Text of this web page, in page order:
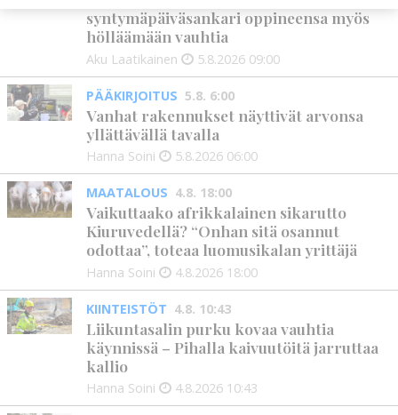
syntymäpäiväsankari oppineensa myös
hölläämään vauhtia
Aku Laatikainen 5.8.2026 09:00
PÄÄKIRJOITUS 5.8. 6:00
Vanhat rakennukset näyttivät arvonsa
yllättävällä tavalla
Hanna Soini 5.8.2026 06:00
MAATALOUS 4.8. 18:00
Vaikuttaako afrikkalainen sikarutto
Kiuruvedellä? “Onhan sitä osannut
odottaa”, toteaa luomusikalan yrittäjä
Hanna Soini 4.8.2026 18:00
KIINTEISTÖT 4.8. 10:43
Liikuntasalin purku kovaa vauhtia
käynnissä – Pihalla kaivuutöitä jarruttaa
kallio
Hanna Soini 4.8.2026 10:43